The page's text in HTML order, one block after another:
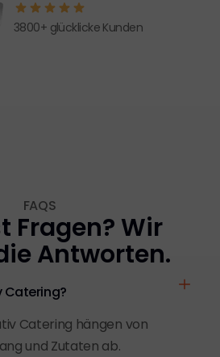
3800+ glücklicke Kunden
FAQS
Fragen? Wir
Antworten.
Catering?
Catering hängen von
und Zutaten ab.